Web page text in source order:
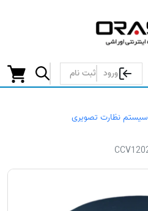
ورود ثبت نام
سیستم نظارت تصویری